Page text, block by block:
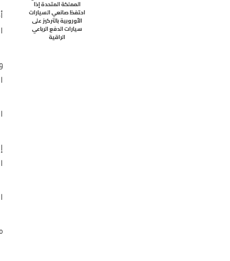
المملكة المتحدة إذا
احتفظ صانعي السيارات
الأوروبية بالتركيز على
سيارات الدفع الرباعي
الراقية